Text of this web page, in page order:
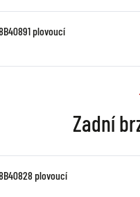
plovoucí
Zadní
plovoucí